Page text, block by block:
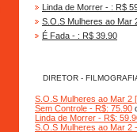
Linda de Morrer - : R$
S.O.S Mulheres ao Mar
É Fada - : R$ 39.90
DIRETOR -
S.O.S Mulheres ao Mar 2
Sem Controle - R$: 75.90
Linda de Morrer - R$:
S.O.S Mulheres ao Mar 2